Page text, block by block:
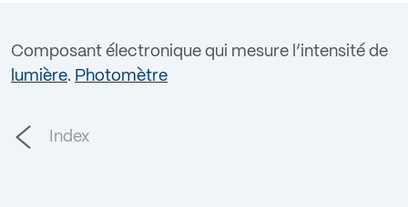
Composant électronique qui mesure l’intensité de
lumière. Photomètre
Index